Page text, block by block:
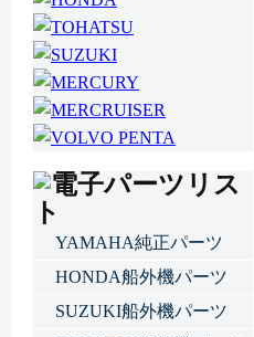
YAMAHA純正パーツ
HONDA船外機パーツ
SUZUKI船外機パーツ